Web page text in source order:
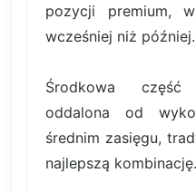
pozycji premium,
wcześniej niż później.
Środkowa część
oddalona od
średnim zasięgu,
najlepszą kombinację.